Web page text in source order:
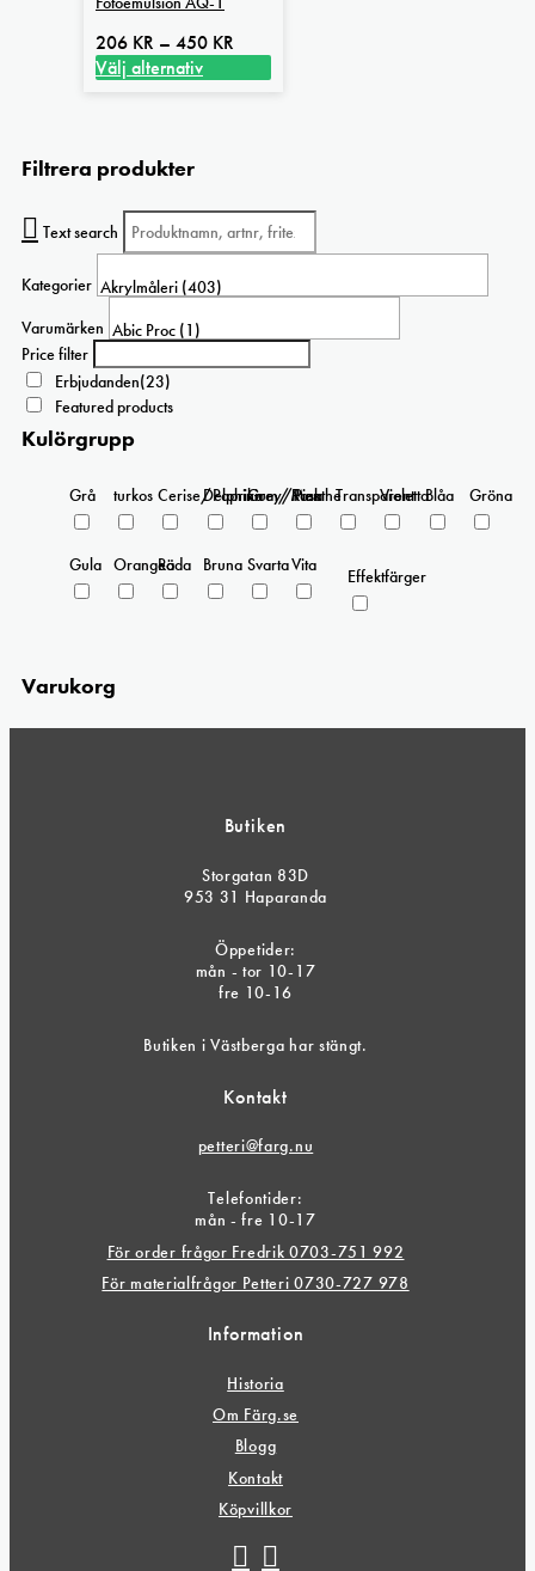
varianter.
De
olika
alternativen
på
produktsidan
206 KR – 450 KR
Välj alternativ
har
varianter.
De
alternativen
kan
väljas
på
produktsidan
Filtrera produkter
Text search
Kategorier
Varumärken
Price filter
Erbjudanden(23)
Featured products
Kulörgrupp
Grå turkos Cerise/Paprika
Delphinium/Menthe
Grey/Pink
Rosa Transparent
ViolettaBlåa Gröna
Gula OrangeaRöda Bruna SvartaVita
Effektfärger
Varukorg
Butiken
Storgatan 83D
953 31 Haparanda
Öppetider:
mån - tor 10-17
fre 10-16
Butiken i Västberga har stängt.
Kontakt
petteri@farg.nu
Telefontider:
mån - fre 10-17
För order frågor Fredrik 0703-751 992
För materialfrågor Petteri 0730-727 978
Information
Historia
Om Färg.se
Blogg
Kontakt
Köpvillkor